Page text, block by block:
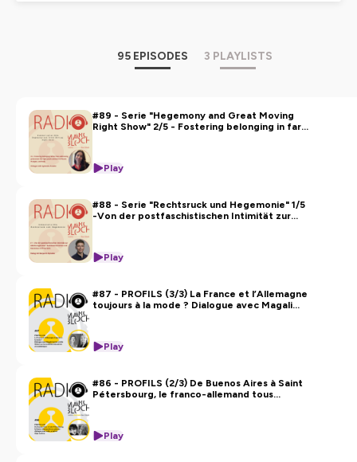
l’écologie en passant par les migrations, la
globalisation ou la philosophie, nous aborderons sur
Bonne écoute, en espérant vous retrouver à la
Friedrichstraße, au cœur de Berlin pour l'une de nos
nombreuses manifestations!
Pour toute question, suggestion, commentaire, écrivez-
Hébergé par Ausha. Visitez
confidentialite
95 EPISODES 3 PLAYLISTS
#89 - Serie "Hegemony and Great Moving
Right Show" 2/5 - Fostering belonging in far-
Play
#88 - Serie "Rechtsruck und Hegemonie" 1/5
-Von der postfaschistischen Intimität zur
Play
#87 - PROFILS (3/3) La France et l’Allemagne
toujours à la mode ? Dialogue avec Magali
Play
#86 - PROFILS (2/3) De Buenos Aires à Saint
Pétersbourg, le franco-allemand tous
Play